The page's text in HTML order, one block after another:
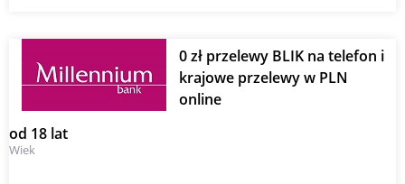
0 zł przelewy BLIK na telefon i
krajowe przelewy w PLN
online
od 18 lat
Wiek